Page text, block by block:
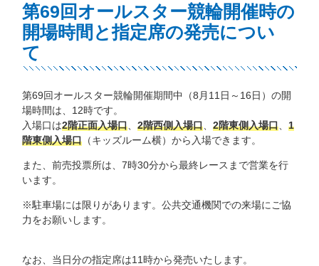
第69回オールスター競輪開催時の
開場時間と指定席の発売につい
て
第69回オールスター競輪開催期間中（8月11日～16日）の開
場時間は、12時です。
入場口は2階正面入場口 、2階西側入場口 、2階東側入場口 、1
階東側入場口 （キッズルーム横）から入場できます。
また、前売投票所は、7時30分から最終レースまで営業を行
います。
※駐車場には限りがあります。公共交通機関での来場にご協
力をお願いします。
なお、当日分の指定席は11時から発売いたします。